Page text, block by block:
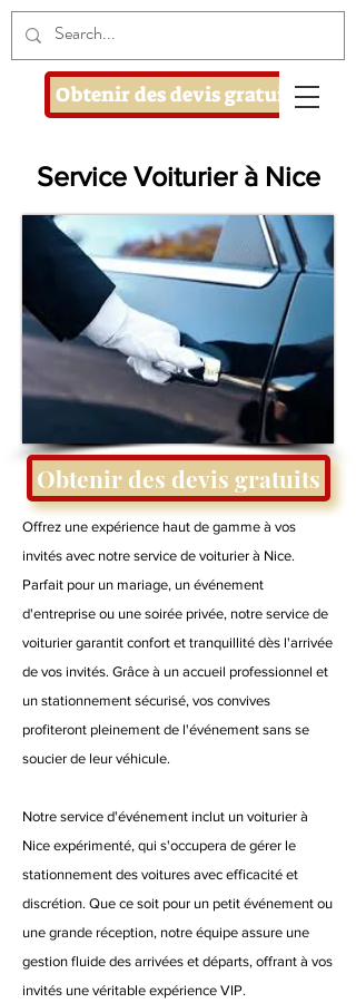
Obtenir des devis gratuits
Service Voiturier à Nice
Obtenir des devis gratuits
Offrez une expérience haut de gamme à vos
invités avec notre service de voiturier à Nice.
Parfait pour un mariage, un événement
d'entreprise ou une soirée privée, notre service de
voiturier garantit confort et tranquillité dès l'arrivée
de vos invités. Grâce à un accueil professionnel et
un stationnement sécurisé, vos convives
profiteront pleinement de l'événement sans se
soucier de leur véhicule.
Notre service d'événement inclut un voiturier à
Nice expérimenté, qui s'occupera de gérer le
stationnement des voitures avec efficacité et
discrétion. Que ce soit pour un petit événement ou
une grande réception, notre équipe assure une
gestion fluide des arrivées et départs, offrant à vos
invités une véritable expérience VIP.